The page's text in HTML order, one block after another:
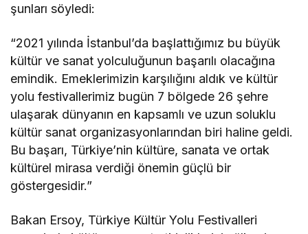
şunları söyledi:
“2021 yılında İstanbul’da başlattığımız bu büyük
kültür ve sanat yolculuğunun başarılı olacağına
emindik. Emeklerimizin karşılığını aldık ve kültür
yolu festivallerimiz bugün 7 bölgede 26 şehre
ulaşarak dünyanın en kapsamlı ve uzun soluklu
kültür sanat organizasyonlarından biri haline geldi.
Bu başarı, Türkiye’nin kültüre, sanata ve ortak
kültürel mirasa verdiği önemin güçlü bir
göstergesidir.”
Bakan Ersoy, Türkiye Kültür Yolu Festivalleri